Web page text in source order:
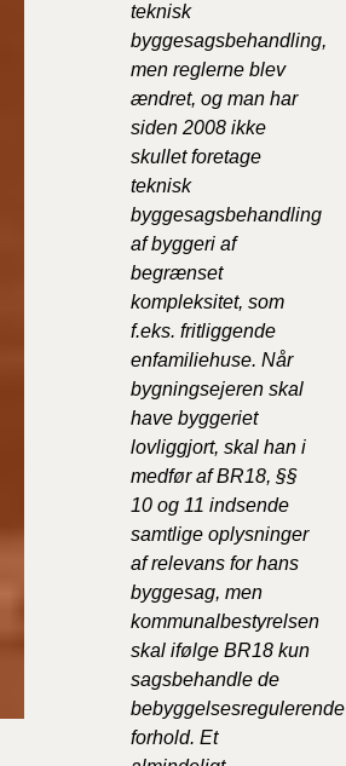
teknisk
byggesagsbehandling,
men reglerne blev
ændret, og man har
siden 2008 ikke
skullet foretage
teknisk
byggesagsbehandling
af byggeri af
begrænset
kompleksitet, som
f.eks. fritliggende
enfamiliehuse. Når
bygningsejeren skal
have byggeriet
lovliggjort, skal han i
medfør af BR18, §§
10 og 11 indsende
samtlige oplysninger
af relevans for hans
byggesag, men
kommunalbestyrelsen
skal ifølge BR18 kun
sagsbehandle de
bebyggelsesregulerende
forhold. Et